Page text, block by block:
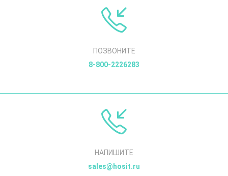
ПОЗВОНИТЕ
8-800-2226283
НАПИШИТЕ
sales@hosit.ru